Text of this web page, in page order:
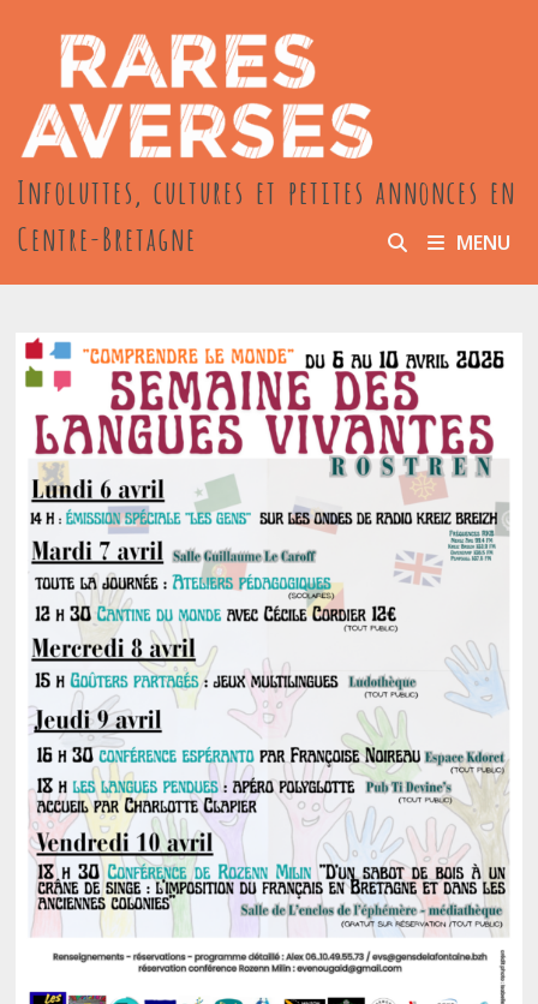
contenu
Infoluttes, cultures et petites annonces en
Centre-Bretagne
MENU